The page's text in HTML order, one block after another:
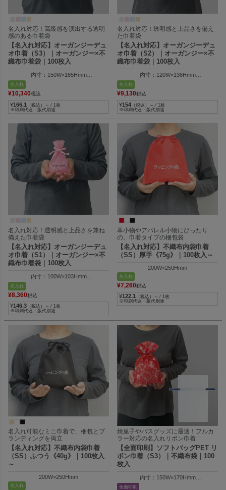
名入れ対応！高級感を演出する透明
感のある巾着袋
【名入れ対応】オーガンジーデュ
オ巾着（S3）｜オーガンジー×不
織布巾着袋｜100枚入
内寸：150W×165Hmm
名入れ
¥10,340税込
¥166.1
（税込）～ ⁄ 1枚
※印刷代込・版代別途
名入れ対応！透明感と上品さを備え
た巾着袋
【名入れ対応】オーガンジーデュ
オ巾着（S2）｜オーガンジー×不
織布巾着袋｜100枚入
内寸：120W×136Hmm
名入れ
¥9,130税込
¥154 （税込）～ ⁄ 1枚
※印刷代込・版代別途
名入れ対応！透明感と上品さを兼ね
備えた巾着袋
【名入れ対応】オーガンジーデュ
オ巾着（S1）｜オーガンジー×不
織布巾着袋｜100枚入
内寸：100W×103Hmm
名入れ
¥8,360税込
¥146.3 （税込）～ ⁄ 1枚
※印刷代込・版代別途
革小物やアパレル小物にぴったり
の、巾着タイプの梱包袋
【名入れ対応】不織布内袋巾着
（SS）厚手《75g》｜100枚入～
200W×250Hmm
名入れ
¥7,260税込
¥122.1
（税込）～ ⁄ 1枚
※印刷代込・版代別途
名入れ可能なミニ巾着で、梱包とブ
ランディングを両立
【名入れ対応】不織布内袋巾着
（SS）ふつう《40g》｜100枚入
～
200W×250Hmm
名入れ
焼菓子やバスグッズに最適！フルカ
ラー対応の名入れリボン巾着
【全面印刷】ソフトバッグPET リ
ボン巾着（S3）｜不織布袋｜100
枚入
内寸：150W×170Hmm
外寸：150W×250Hmm
全面印刷